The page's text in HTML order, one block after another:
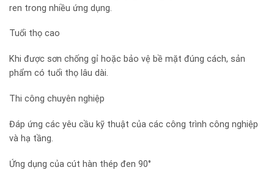
ren trong nhiều ứng dụng.
Tuổi thọ cao
Khi được sơn chống gỉ hoặc bảo vệ bề mặt đúng cách, sản
phẩm có tuổi thọ lâu dài.
Thi công chuyên nghiệp
Đáp ứng các yêu cầu kỹ thuật của các công trình công nghiệp
và hạ tầng.
Ứng dụng của cút hàn thép đen 90°